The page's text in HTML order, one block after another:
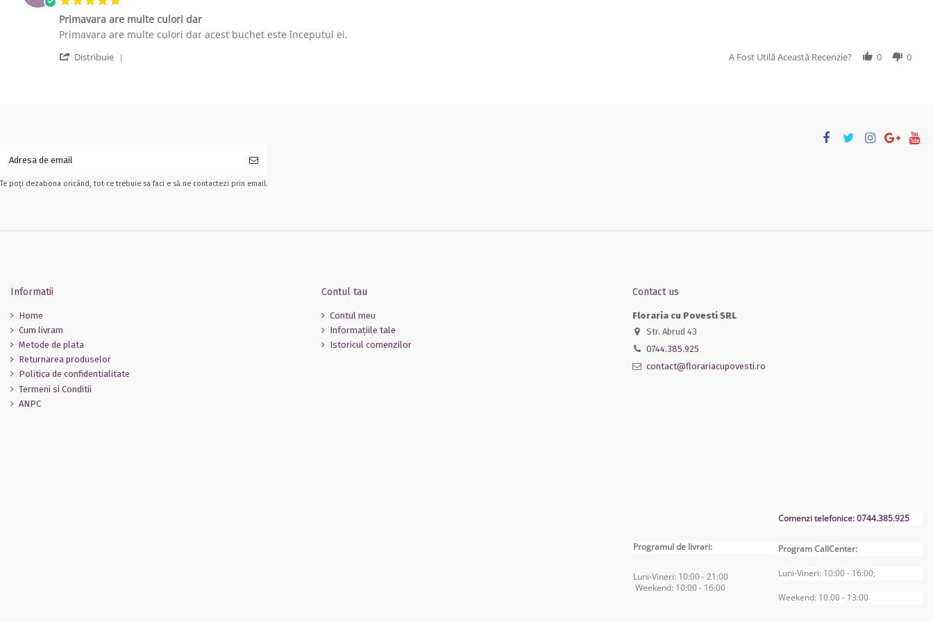
Primavara are multe culori dar
Review by Mihai D. on 13 Mar 2018
review stating Primavara are multe culori dar
Primavara are multe culori dar acest buchet este începutul ei.
Distribuie A Fost Utilă Această Recenzie? 0 0
Te poți dezabona oricând, tot ce trebuie sa faci e să ne contactezi prin email.
Informatii
Home
Cum livram
Metode de plata
Returnarea produselor
Politica de confidentialitate
Termeni si Conditii
ANPC
Contul tau
Contul meu
Informaţiile tale
Istoricul comenzilor
Contact us
Floraria cu Povesti SRL
Str. Abrud 43
0744.385.925
contact@florariacupovesti.ro
Programul de livrari:
Luni-Vineri: 10:00 - 21:00
Weekend: 10:00 - 16:00
Comenzi telefonice: 0744.385.925
Program CallCenter:
Luni-Vineri: 10:00 - 16:00;
Weekend: 10:00 - 13:00